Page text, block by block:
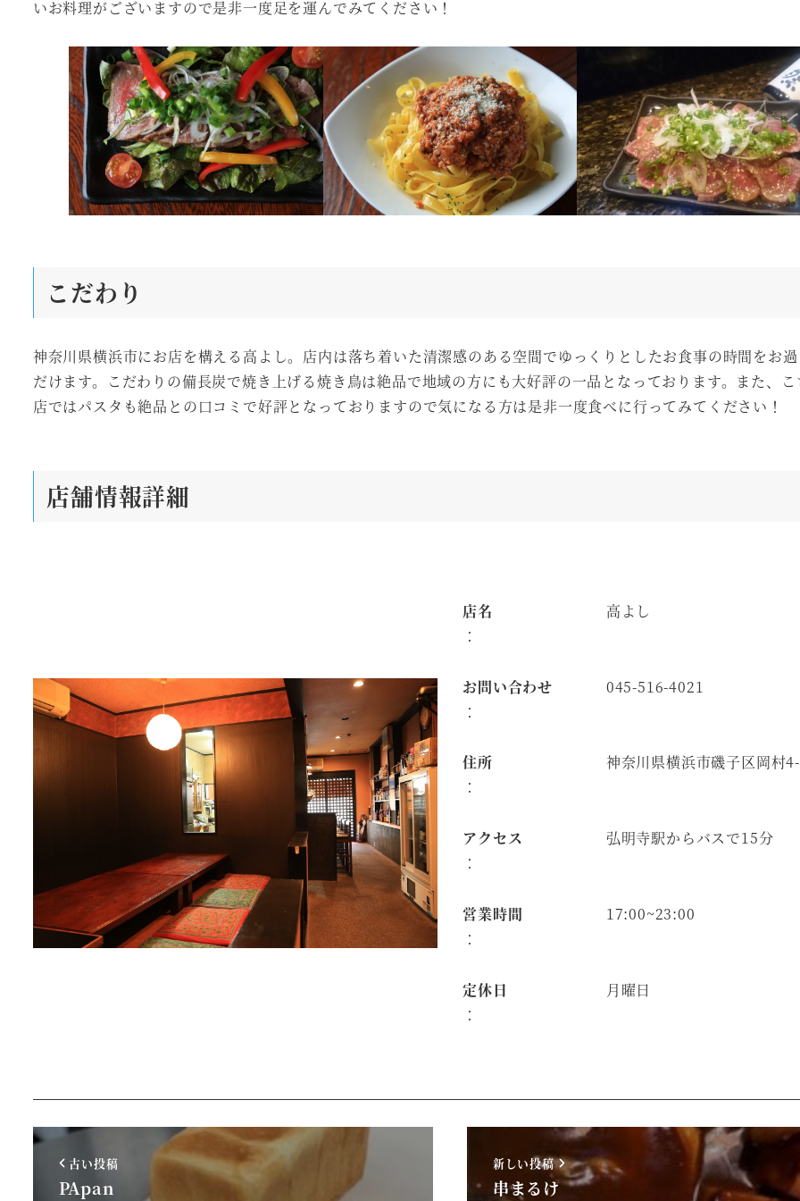
いお料理がございますので是非一度足を運んでみてください！
こだわり
神奈川県横浜市にお店を構える高よし。店内は落ち着いた清潔感のある空間でゆっくりとしたお食事の時間をお
だけます。こだわりの備長炭で焼き上げる焼き鳥は絶品で地域の方にも大好評の一品となっております。また、
店ではパスタも絶品との口コミで好評となっておりますので気になる方は是非一度食べに行ってみてください！
店舗情報詳細
店名
：
高よし
お問い合わせ
：
045-516-4021
住所
：
神奈川県横浜市磯子区岡村
アクセス
：
弘明寺駅からバスで15分
営業時間
：
17:00~23:00
定休日
：
月曜日
古い投稿
PApan
新しい投稿
串まるけ